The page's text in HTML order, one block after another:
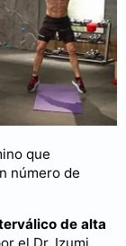
que
número de
de alta